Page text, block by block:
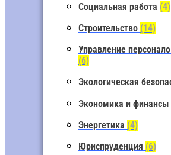
Социальная работа (4)
Строительство (14)
Управление
(6)
Экологическая
Экономика и финансы
Энергетика (4)
Юриспруденция (6)